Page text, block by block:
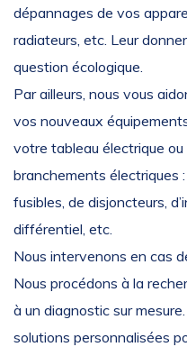
dépannages de vos
radiateurs, etc. Leur
question écologique.
Par ailleurs, nous vous
vos nouveaux
votre tableau électrique ou
branchements électriques
fusibles, de disjoncteurs,
différentiel, etc.
Nous intervenons en cas
Nous procédons à la
à un diagnostic sur
solutions personnalisées